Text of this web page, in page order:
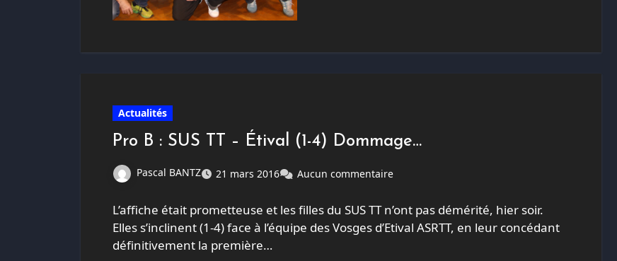
Actualités
Pro B : SUS TT – Étival (1-4) Dommage…
Pascal BANTZ 21 mars 2016 Aucun commentaire
L’affiche était prometteuse et les filles du SUS TT n’ont pas démérité, hier soir.
Elles s’inclinent (1-4) face à l’équipe des Vosges d’Etival ASRTT, en leur concédant
définitivement la première…